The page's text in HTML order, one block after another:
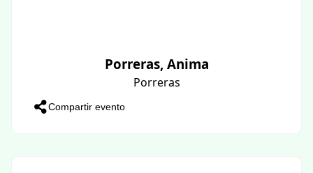
Porreras, Anima
Porreras
Compartir evento